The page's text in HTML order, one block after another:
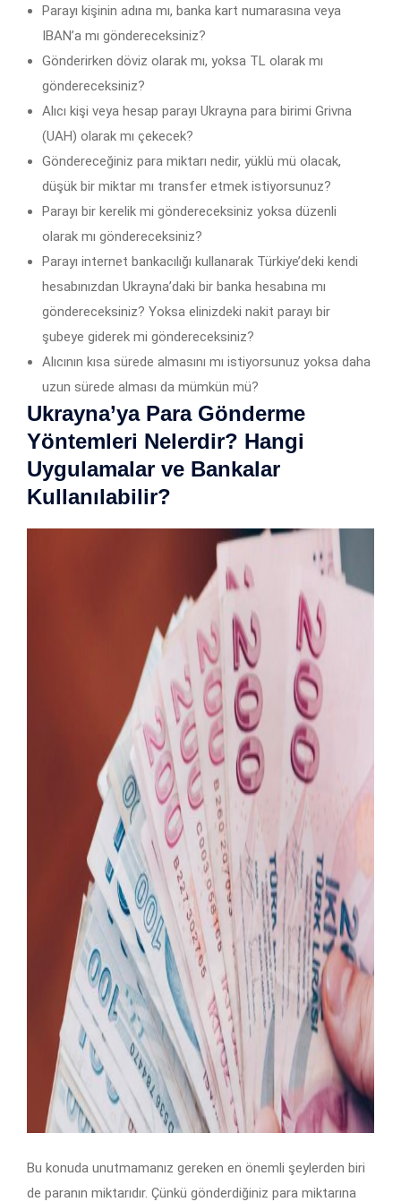
Parayı kişinin adına mı, banka kart numarasına veya
IBAN’a mı göndereceksiniz?
Gönderirken döviz olarak mı, yoksa TL olarak mı
göndereceksiniz?
Alıcı kişi veya hesap parayı Ukrayna para birimi Grivna
(UAH) olarak mı çekecek?
Göndereceğiniz para miktarı nedir, yüklü mü olacak,
düşük bir miktar mı transfer etmek istiyorsunuz?
Parayı bir kerelik mi göndereceksiniz yoksa düzenli
olarak mı göndereceksiniz?
Parayı internet bankacılığı kullanarak Türkiye’deki kendi
hesabınızdan Ukrayna’daki bir banka hesabına mı
göndereceksiniz? Yoksa elinizdeki nakit parayı bir
şubeye giderek mi göndereceksiniz?
Alıcının kısa sürede almasını mı istiyorsunuz yoksa daha
uzun sürede alması da mümkün mü?
Ukrayna’ya Para Gönderme
Yöntemleri Nelerdir? Hangi
Uygulamalar ve Bankalar
Kullanılabilir?
Bu konuda unutmamanız gereken en önemli şeylerden biri
de paranın miktarıdır. Çünkü gönderdiğiniz para miktarına